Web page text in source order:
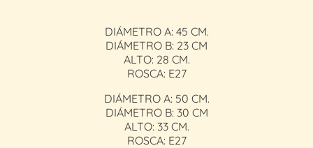
DIÁMETRO A: 45 CM.
DIÁMETRO B: 23 CM
ALTO: 28 CM.
ROSCA: E27
DIÁMETRO A: 50 CM.
DIÁMETRO B: 30 CM
ALTO: 33 CM.
ROSCA: E27